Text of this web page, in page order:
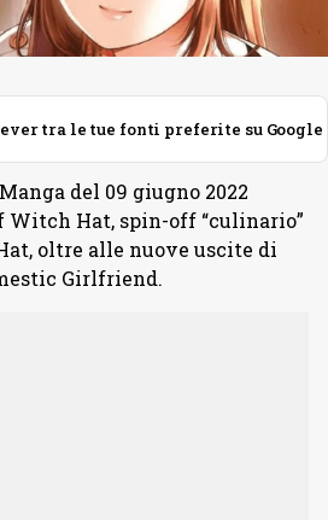
tra le tue fonti preferite su Google
del 09 giugno 2022
Hat, spin-off “culinario”
oltre alle nuove uscite di
Girlfriend.